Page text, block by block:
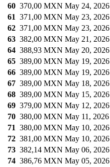
60 370,00 MXN May 24, 2026
61 371,00 MXN May 23, 2026
62 371,00 MXN May 23, 2026
63 382,00 MXN May 21, 2026
64 388,93 MXN May 20, 2026
65 389,00 MXN May 19, 2026
66 389,00 MXN May 19, 2026
67 389,00 MXN May 18, 2026
68 389,00 MXN May 15, 2026
69 379,00 MXN May 12, 2026
70 380,00 MXN May 11, 2026
71 380,00 MXN May 10, 2026
72 381,00 MXN May 10, 2026
73 382,14 MXN May 06, 2026
74 386,76 MXN May 05, 2026